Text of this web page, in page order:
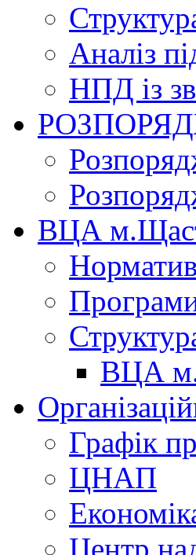
Аналіз
НПД із
ВЦА
ВЦА
Графік
ЦНАП
Центр